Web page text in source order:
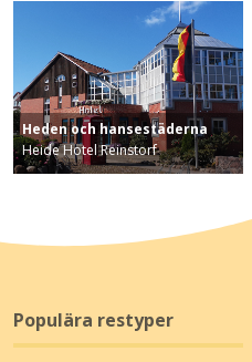
Heden och hansestäderna
Heide Hotel Reinstorf
Populära restyper